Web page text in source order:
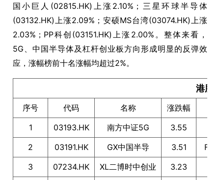
国小巨人(02815.HK)上涨2.10%；三星环球半导体
(03132.HK)上涨2.09%；安硕MS台湾(03074.HK)上涨
2.03%；PP科创(03151.HK)上涨2.00%。整体来看，
5G、中国半导体及杠杆创业板方向形成明显的反弹效
应，涨幅榜前十名涨幅均超过2%。
港股
序号 代码 名称
涨跌幅
1
03193.HK 南方中证5G
3.55
2
03191.HK GX中国半导 3.51
3
07234.HK XL二博时中创业
3.23